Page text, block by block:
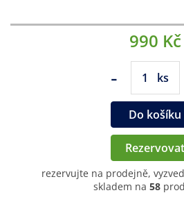
990 Kč
- ks
Do košíku
Rezervovat
rezervujte na prodejně,
skladem na 58